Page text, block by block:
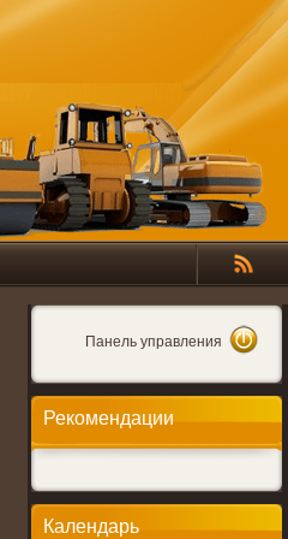
Панель управления
Рекомендации
Календарь